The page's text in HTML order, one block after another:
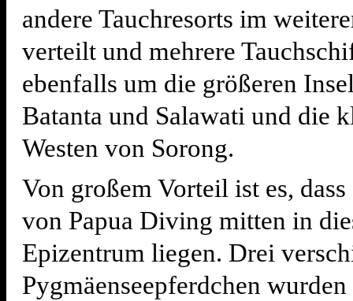
andere Tauchresorts im
verteilt und mehrere
ebenfalls um die größeren
Batanta und Salawati und die
Westen von Sorong.
Von großem Vorteil ist es,
von Papua Diving mitten in
Epizentrum liegen. Drei
Pygmäenseepferdchen